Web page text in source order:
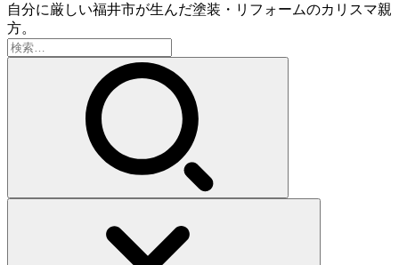
自分に厳しい福井市が生んだ塗装・リフォームのカリスマ親
方。
検
索: